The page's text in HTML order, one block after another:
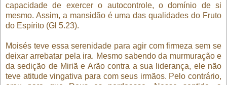
capacidade de exercer o autocontrole, o domínio de si
mesmo. Assim, a mansidão é uma das qualidades do Fruto
do Espírito (Gl 5.23).
Moisés teve essa serenidade para agir com firmeza sem se
deixar arrebatar pela ira. Mesmo sabendo da murmuração e
da sedição de Miriã e Arão contra a sua liderança, ele não
teve atitude vingativa para com seus irmãos. Pelo contrário,